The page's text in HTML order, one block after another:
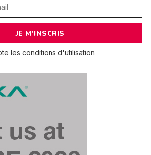
les conditions d'utilisation